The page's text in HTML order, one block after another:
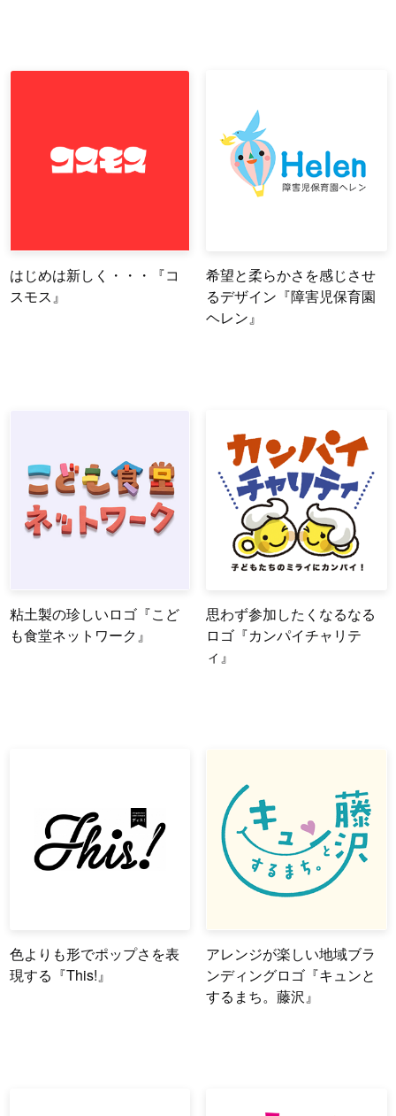
はじめは新しく・・・『コ
スモス』
希望と柔らかさを感じさせ
るデザイン『障害児保育園
ヘレン』
粘土製の珍しいロゴ『こど
も食堂ネットワーク』
思わず参加したくなるなる
ロゴ『カンパイチャリテ
ィ』
色よりも形でポップさを表
現する『This!』
アレンジが楽しい地域ブラ
ンディングロゴ『キュンと
するまち。藤沢』